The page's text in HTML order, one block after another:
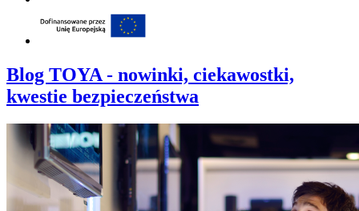
Blog TOYA - nowinki, ciekawostki,
kwestie bezpieczeństwa